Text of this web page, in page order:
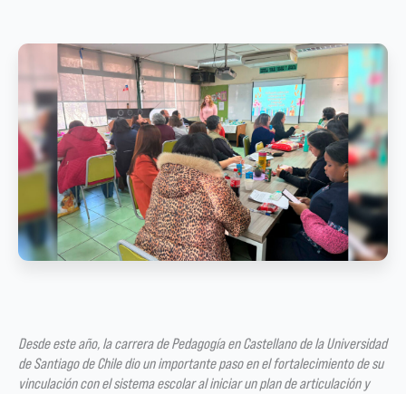
Desde este año, la carrera de Pedagogía en Castellano de la Universidad
de Santiago de Chile dio un importante paso en el fortalecimiento de su
vinculación con el sistema escolar al iniciar un plan de articulación y